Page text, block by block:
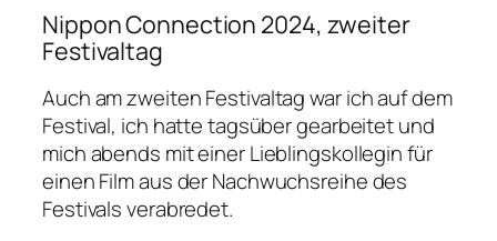
Nippon Connection 2024, zweiter
Festivaltag
Auch am zweiten Festivaltag war ich auf dem
Festival, ich hatte tagsüber gearbeitet und
mich abends mit einer Lieblingskollegin für
einen Film aus der Nachwuchsreihe des
Festivals verabredet.